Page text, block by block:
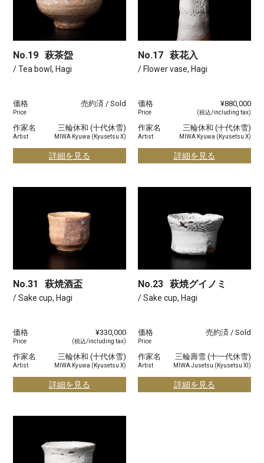
No.19 萩茶盌
/ Tea bowl, Hagi
価格
Price
売約済 / Sold
作家名
Artist
三輪休和 (十代休雪)
MIWA Kyuwa (Kyusetsu X)
詳細を見る
No.17 萩花入
/ Flower vase, Hagi
価格
Price
¥880,000
(税込/including tax)
作家名
Artist
三輪休和 (十代休雪)
MIWA Kyuwa (Kyusetsu X)
詳細を見る
No.31 萩焼酒盃
/ Sake cup, Hagi
価格
Price
¥330,000
(税込/including tax)
作家名
Artist
三輪休和 (十代休雪)
MIWA Kyuwa (Kyusetsu X)
詳細を見る
No.23 萩焼グイノミ
/ Sake cup, Hagi
価格
Price
売約済 / Sold
作家名
Artist
三輪壽雪 (十一代休雪)
MIWA Jusetsu (Kyusetsu XI)
詳細を見る